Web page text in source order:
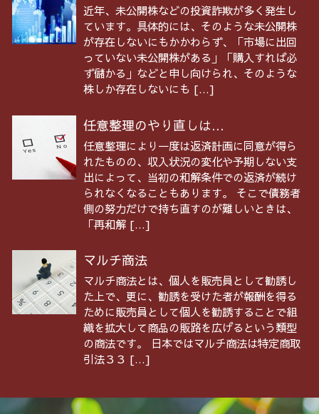
近年、未公開株などの投資詐欺が多く発生し
ています。具体的には、そのような未公開株
が存在しないにもかかわらず、「市場に出回
っていない未公開株がある」「購入すれば必
ず儲かる」などと申し向けられ、そのような
株しか存在しないにも […]
任意整理のやり直しは...
任意整理により一度は返済計画に同意が得ら
れたものの、収入状況の変化や予期しない支
出によって、当初の和解条件での返済が続け
られなくなることもあります。 そこで債務者
側の努力だけで持ち直すのが難しいときは、
「再和解 […]
マルチ商法
マルチ商法とは、個人を販売員として勧誘し
た上で、更に、勧誘を受けた者が報酬を得る
ために販売員として個人を勧誘することで組
織を拡大して商品の販路を広げるという類型
の商法です。 日本ではマルチ商法は特定商取
引法３３ […]